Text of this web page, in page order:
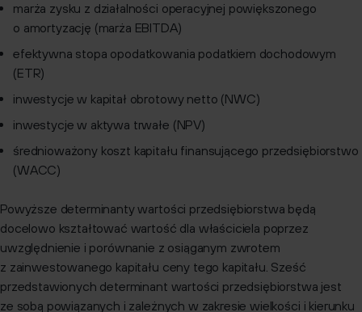
marża zysku z działalności operacyjnej powiększonego
o amortyzację (marża EBITDA)
efektywna stopa opodatkowania podatkiem dochodowym
(ETR)
inwestycje w kapitał obrotowy netto (NWC)
inwestycje w aktywa trwałe (NPV)
średnioważony koszt kapitału finansującego przedsiębiorstwo
(WACC)
Powyższe determinanty wartości przedsiębiorstwa będą
docelowo kształtować wartość dla właściciela poprzez
uwzględnienie i porównanie z osiąganym zwrotem
z zainwestowanego kapitału ceny tego kapitału. Sześć
przedstawionych determinant wartości przedsiębiorstwa jest
ze sobą powiązanych i zależnych w zakresie wielkości i kierunku